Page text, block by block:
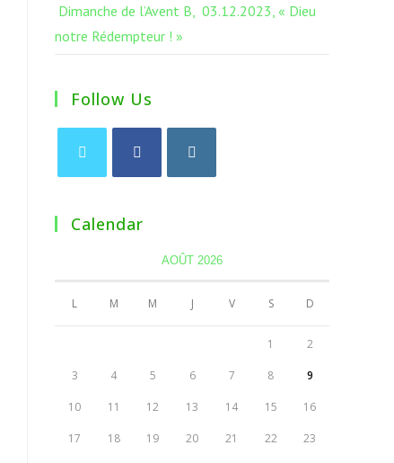
Dimanche de l’Avent B, 03.12.2023, « Dieu
notre Rédempteur ! »
Follow Us
Calendar
AOÛT 2026
L M M J V S D
1 2
3 4 5 6 7 8 9
10 11 12 13 14 15 16
17 18 19 20 21 22 23